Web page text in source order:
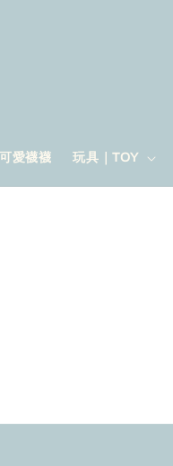
可愛襪襪 玩具｜TOY